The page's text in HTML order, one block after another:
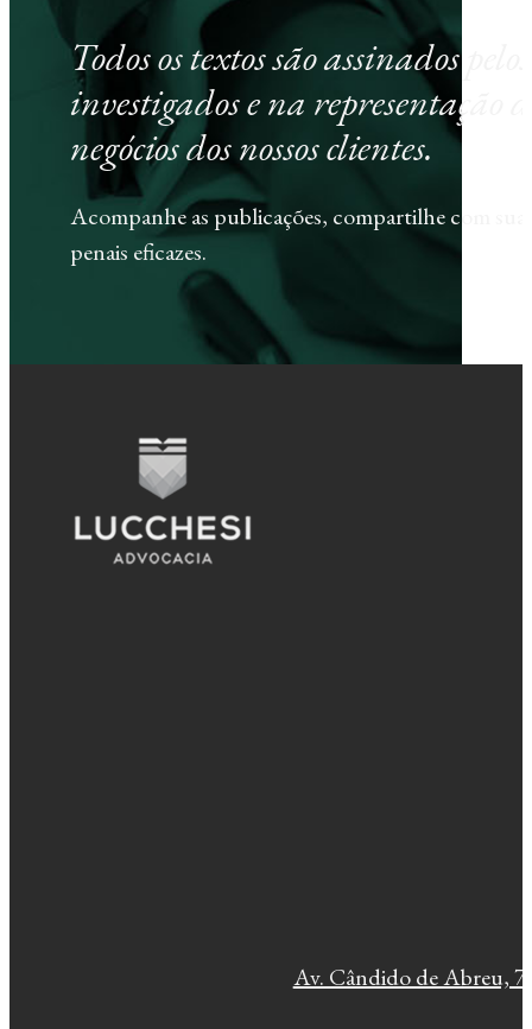
Todos os textos são assinados
investigados e na representação
negócios dos nossos clientes.
Acompanhe as publicações, compartilhe com
penais eficazes.
Av. Cândido de Abreu,